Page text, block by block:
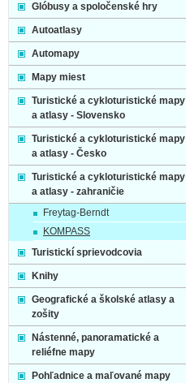
Glóbusy a spoločenské hry
Autoatlasy
Automapy
Mapy miest
Turistické a cykloturistické mapy
a atlasy - Slovensko
Turistické a cykloturistické mapy
a atlasy - Česko
Turistické a cykloturistické mapy
a atlasy - zahraničie
Freytag-Berndt
KOMPASS
Turistickí sprievodcovia
Knihy
Geografické a školské atlasy a
zošity
Nástenné, panoramatické a
reliéfne mapy
Pohľadnice a maľované mapy